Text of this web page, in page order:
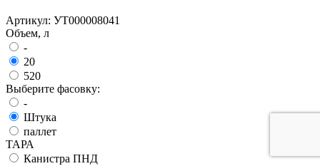
Артикул: УТ000008041
Объем, л
-
20
520
Выберите фасовку:
-
Штука
паллет
ТАРА
Канистра ПНД